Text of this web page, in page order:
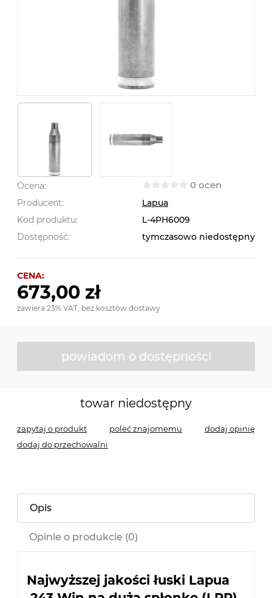
Ocena: 0 ocen
Producent:
Lapua
Kod produktu:
L-4PH6009
Dostępność:
tymczasowo niedostępny
CENA:
673,00 zł
zawiera 23% VAT, bez kosztów dostawy
powiadom o dostępności
towar niedostępny
zapytaj o produkt poleć znajomemu
dodaj opinię
dodaj do przechowalni
Opis
Opinie o produkcie (0)
Najwyższej jakości łuski Lapua